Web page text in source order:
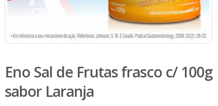
Eno Sal de Frutas frasco c/ 100g
sabor Laranja